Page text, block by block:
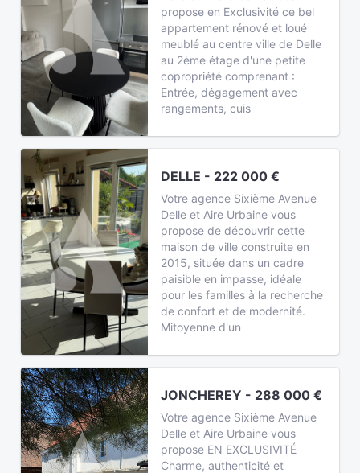
propose en Exclusivité ce bel
appartement rénové et loué
meublé au centre ville de Delle
au 2ème étage d'une petite
copropriété comprenant :
Entrée, dégagement avec
rangements, cuis
DELLE - 222 000 €
Votre agence Sixième Avenue
Delle et Aire Urbaine vous
propose de découvrir cette
maison de ville construite en
2015, située dans un cadre
paisible en impasse, idéale
pour les familles à la recherche
de confort et de modernité.
Mitoyenne d'un
JONCHEREY - 288 000 €
Votre agence Sixième Avenue
Delle et Aire Urbaine vous
propose EN EXCLUSIVITÉ
Charme, authenticité et